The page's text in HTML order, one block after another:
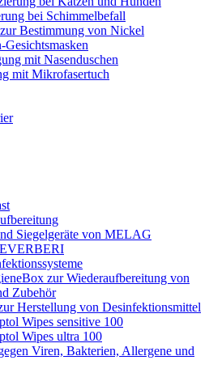
bei Schimmelbefall
Bestimmung von Nickel
mit Nasenduschen
mit Mikrofasertuch
Siegelgeräte von MELAG
zur Wiederaufbereitung von
Zubehör
Herstellung von Desinfektionsmittel
Wipes sensitive 100
Wipes ultra 100
Viren, Bakterien, Allergene und